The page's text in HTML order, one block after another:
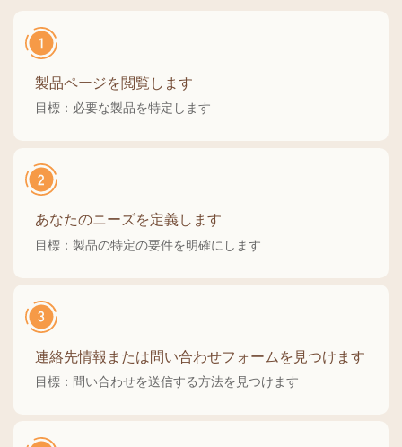
製品ページを閲覧します
目標：必要な製品を特定します
あなたのニーズを定義します
目標：製品の特定の要件を明確にします
連絡先情報または問い合わせフォームを見つけます
目標：問い合わせを送信する方法を見つけます